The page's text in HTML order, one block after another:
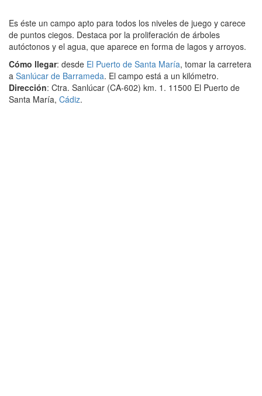
Es éste un campo apto para todos los niveles de juego y carece
de puntos ciegos. Destaca por la proliferación de árboles
autóctonos y el agua, que aparece en forma de lagos y arroyos.
Cómo llegar: desde El Puerto de Santa María, tomar la carretera
a Sanlúcar de Barrameda. El campo está a un kilómetro.
Dirección: Ctra. Sanlúcar (CA-602) km. 1. 11500 El Puerto de
Santa María, Cádiz.